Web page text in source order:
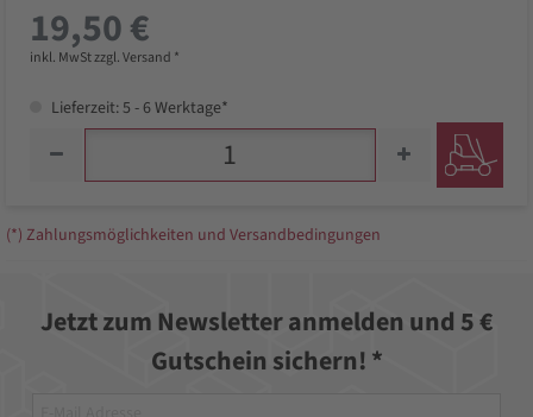
19,50 €
inkl. MwSt zzgl. Versand *
Lieferzeit: 5 - 6 Werktage*
(*) Zahlungsmöglichkeiten und Versandbedingungen
Jetzt zum Newsletter anmelden und 5 €
Gutschein sichern! *